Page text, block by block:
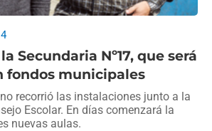
Secundaria Nº17, que será
fondos municipales
recorrió las instalaciones junto a la
Escolar. En días comenzará la
nuevas aulas.